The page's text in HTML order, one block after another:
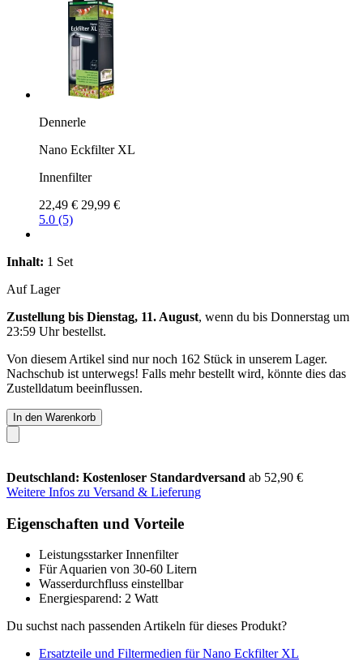
Dennerle
Nano Eckfilter XL
Innenfilter
22,49 € 29,99 €
5.0 (5)
Inhalt: 1 Set
Auf Lager
Zustellung bis Dienstag, 11. August, wenn du bis Donnerstag um
23:59 Uhrbestellst.
Von diesem Artikel sind nur noch 162 Stück in unserem Lager.
Nachschub ist unterwegs! Falls mehr bestellt wird, könnte dies das
Zustelldatum beeinflussen.
In den Warenkorb
Deutschland: Kostenloser Standardversand ab 52,90 €
Weitere Infos zu Versand & Lieferung
Eigenschaften und Vorteile
Leistungsstarker Innenfilter
Für Aquarien von 30-60 Litern
Wasserdurchfluss einstellbar
Energiesparend: 2 Watt
Du suchst nach passenden Artikeln für dieses Produkt?
Ersatzteile und Filtermedien für Nano Eckfilter XL